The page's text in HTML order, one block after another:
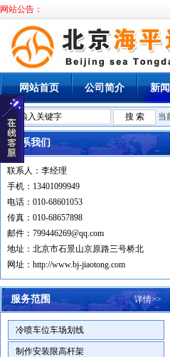
网站公告：
网站首页 公司简介 新
当
联系我们
联系人：李经理
手机：13401099949
电话：010-68601053
传真：010-68657898
邮件：799446269@qq.com
地址：北京市石景山京原路三号桥北
网址：http://www.bj-jiaotong.com
详情>>
服务范围
冷喷车位车场划线
制作安装限高杆架